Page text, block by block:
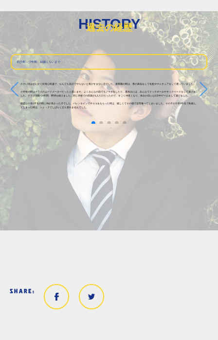
HISTORY
過去の経歴
幼少期～少年期 10歳くらいまで
小さい頃はとにかく好奇心旺盛で、なんでも自分でやらないと気がすまない子でした。保育園の時は、母の真似をして化粧やマニキュアをして通っていました。
小学校の時はクラスのムードメーカーだったと思います。よくみんなの前でモノマネをしたり、昼休みには、みんなでドッチボールやキックベースをして遊びま
した。クラブ活動で4年間、野球を続けました。同じ学校での部員が1人だけだったので、すごく仲良くなり、休みの日には1日中ゲームをして遊びました。
初恋は小学2年生の時に仲が良かった子でした。バレンタインでチョコをもらった時は、嬉しくてその場で全部食べてしまいました。その子が小学3年生で転校し
てしまった時は、ショックでしばらく立ち直れませんでした。